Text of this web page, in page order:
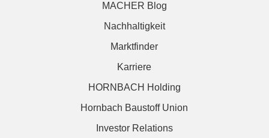
MACHER Blog
Nachhaltigkeit
Marktfinder
Karriere
HORNBACH Holding
Hornbach Baustoff Union
Investor Relations